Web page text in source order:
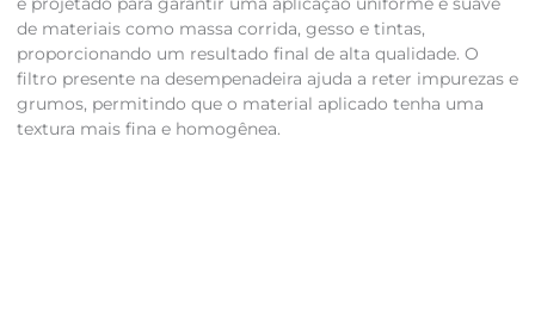
é projetado para garantir uma aplicação uniforme e suave
de materiais como massa corrida, gesso e tintas,
proporcionando um resultado final de alta qualidade. O
filtro presente na desempenadeira ajuda a reter impurezas e
grumos, permitindo que o material aplicado tenha uma
textura mais fina e homogênea.